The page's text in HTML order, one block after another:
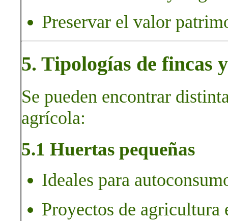
Preservar el valor
5. Tipologías de fincas
Se pueden encontrar
agrícola:
5.1 Huertas pequeñas
Ideales para
Proyectos de agricultura